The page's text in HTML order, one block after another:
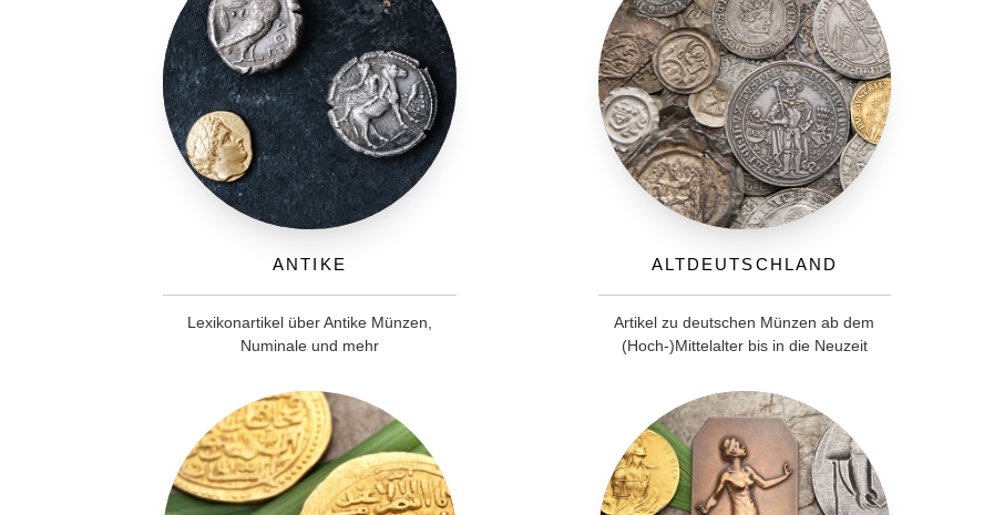
Antike
Lexikonartikel über Antike Münzen,
Numinale und mehr
Altdeutschland
Artikel zu deutschen Münzen ab dem
(Hoch-)Mittelalter bis in die Neuzeit